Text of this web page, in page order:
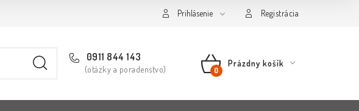
Prihlásenie Registrácia
0911 844 143
(otázky a poradenstvo)
NÁKUPNÝ
Prázdny košík